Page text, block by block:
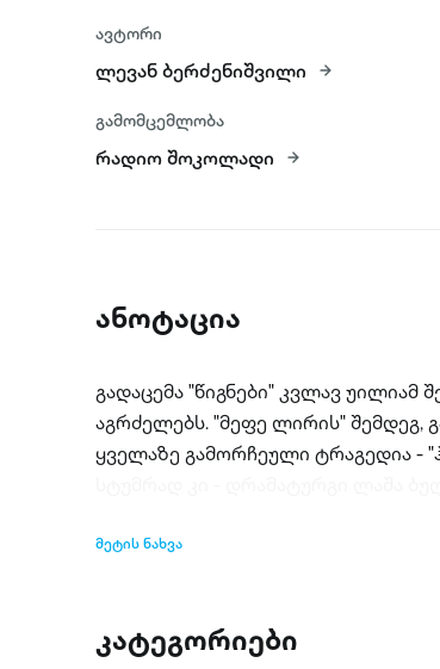
ავტორი
ლევან ბერძენიშვილი
გამომცემლობა
რადიო შოკოლადი
ანოტაცია
გადაცემა "წიგნები" კვლავ უილიამ
აგრძელებს. "მეფე ლირის"
ყველაზე გამორჩეული ტრაგედია -
მეტის ნახვა
კატეგორიები